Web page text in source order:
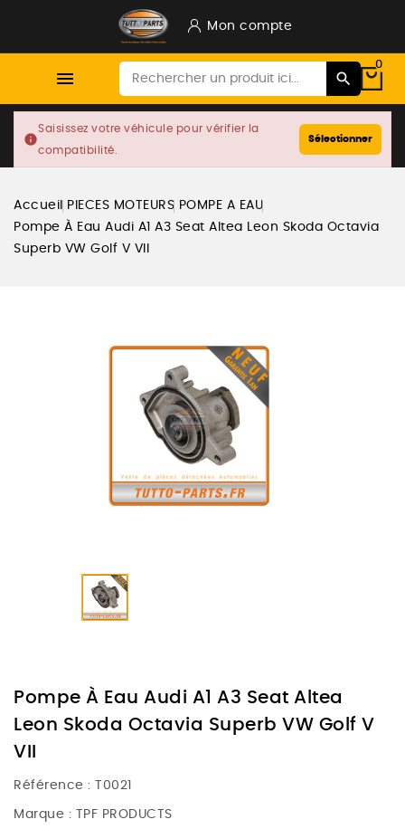
Mon compte

0
info
Saisissez votre véhicule pour vérifier la
compatibilité.
Sélectionner
Accueil PIECES MOTEURS POMPE A EAU
Pompe À Eau Audi A1 A3 Seat Altea Leon Skoda Octavia
Superb VW Golf V VII
Pompe À Eau Audi A1 A3 Seat Altea
Leon Skoda Octavia Superb VW Golf V
VII
Référence : T0021
Marque : TPF PRODUCTS